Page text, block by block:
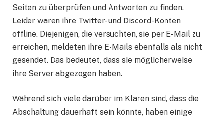
Seiten zu überprüfen und Antworten zu finden.
Leider waren ihre Twitter- und Discord-Konten
offline. Diejenigen, die versuchten, sie per E-Mail zu
erreichen, meldeten ihre E-Mails ebenfalls als nicht
gesendet. Das bedeutet, dass sie möglicherweise
ihre Server abgezogen haben.
Während sich viele darüber im Klaren sind, dass die
Abschaltung dauerhaft sein könnte, haben einige